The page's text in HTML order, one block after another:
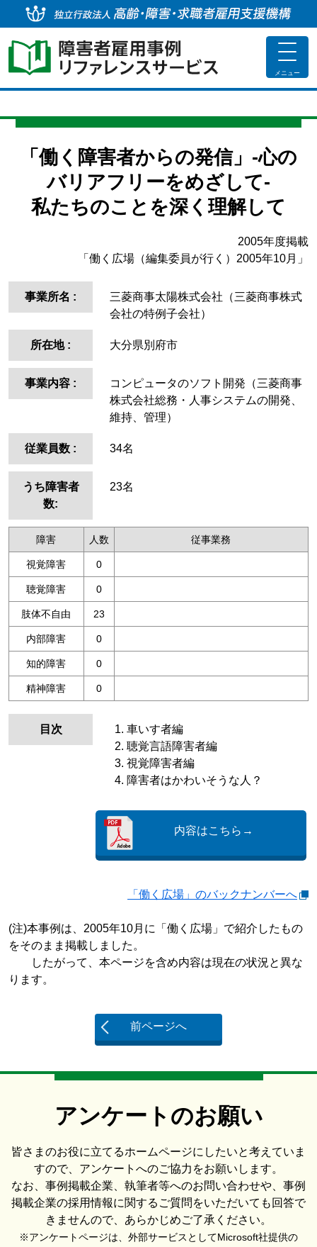
toggle
メニュー
「働く障害者からの発信」-心の
バリアフリーをめざして-
私たちのことを深く理解して
2005年度掲載
「働く広場（編集委員が行く）2005年10月」
事業所名 :
三菱商事太陽株式会社（三菱商事株式
会社の特例子会社）
所在地: 大分県別府市
事業内容 :
コンピュータのソフト開発（三菱商事
株式会社総務・人事システムの開発、
維持、管理）
従業員数 : 34名
うち障害者
数:
23名
障害 人数 従事業務
視覚障害 0
聴覚障害 0
肢体不自由 23
内部障害 0
知的障害 0
精神障害 0
目次
車いす者編
聴覚言語障害者編
視覚障害者編
障害者はかわいそうな人？
内容はこちら→
「働く広場」のバックナンバーへ
(注)本事例は、2005年10月に「働く広場」で紹介したもの
をそのまま掲載しました。
したがって、本ページを含め内容は現在の状況と異な
ります。
前ページへ
アンケートのお願い
皆さまのお役に立てるホームページにしたいと考えていま
すので、アンケートへのご協力をお願いします。
なお、事例掲載企業、執筆者等へのお問い合わせや、事例
掲載企業の採用情報に関するご質問をいただいても回答で
きませんので、あらかじめご了承ください。
※アンケートページは、外部サービスとしてMicrosoft社提供の